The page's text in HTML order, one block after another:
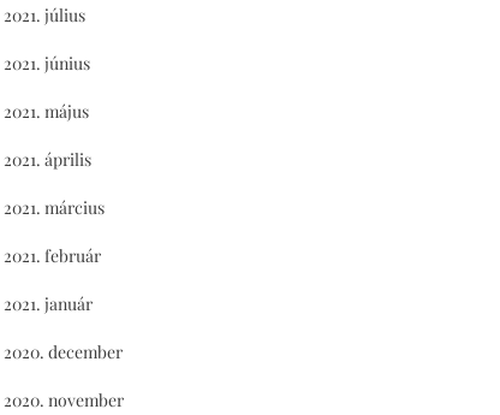
2021. július
2021. június
2021. május
2021. április
2021. március
2021. február
2021. január
2020. december
2020. november